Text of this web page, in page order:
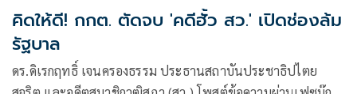
คิดให้ดี! กกต. ตัดจบ 'คดีฮั้ว สว.' เปิดช่องล้ม
รัฐบาล
ดร.ดิเรกฤทธิ์ เจนครองธรรม ประธานสถาบันประชาธิปไตย